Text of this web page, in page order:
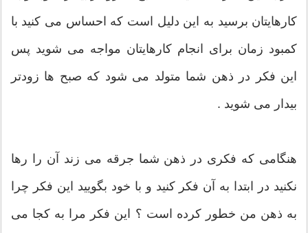
کارهایتان برسید به این دلیل است که احساس می کنید با
کمبود زمان برای انجام کارهایتان مواجه می شوید پس
این فکر در ذهن شما متولد می شود که صبح ها زودتر
بیدار می شوید .
هنگامی که فکری در ذهن شما جرقه می زند آن را رها
نکنید در ابتدا به آن فکر کنید و با خود بگویید این فکر چرا
به ذهن من خطور کرده است ؟ این فکر مرا به کجا می